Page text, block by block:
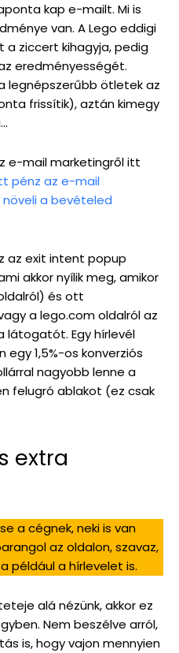
kap e-mailt. Mi is
van. A Lego eddigi
ziccert kihagyja, pedig
eredményességét.
legnépszerűbb ötletek az
frissítik), aztán kimegy
e-mail marketingről itt
pénz az e-mail
növeli a bevételed
az exit intent popup
akkor nyílik meg, amikor
és ott
a lego.com oldalról az
látogatót. Egy hírlevél
1,5%-os konverziós
nagyobb lenne a
felugró ablakot (ez csak
extra
a cégnek, neki is van
az oldalon, szavaz,
például a hírlevelet is.
alá nézünk, akkor ez
Nem beszélve arról,
is, hogy vajon mennyien